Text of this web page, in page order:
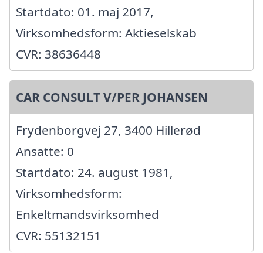
Startdato: 01. maj 2017,
Virksomhedsform: Aktieselskab
CVR: 38636448
CAR CONSULT V/PER JOHANSEN
Frydenborgvej 27, 3400 Hillerød
Ansatte: 0
Startdato: 24. august 1981,
Virksomhedsform:
Enkeltmandsvirksomhed
CVR: 55132151